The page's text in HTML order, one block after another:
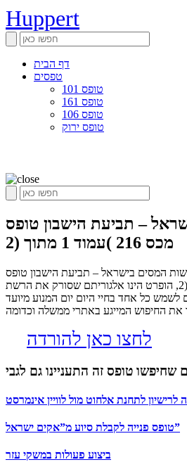
Huppert
דף הבית
טפסים
טופס 101
טופס 161
טופס 106
טופס ירוק
– תביעת הישבון טופס
מכס 216 )עמוד 1 מתוך (2
המסים בישראל – תביעת הישבון טופס
מכס 216 )עמוד 1 מתוך (2, הופרט הינו אלגוריתם שסורק את הרשת
לשמש כל אחד בחיי היום יום המנוע מיועד
את החיפוש המייגע באתרי ממשלה וכדומה
לחצו כאן להורדה
שחיפשו טופס זה התעניינו גם לגבי
לרישיון לתחנת אלחוט מול לוויין אינמרסט
טופס פנייה לקבלת סיוע מ”אקים ישראל”
ביצוע פעולות במשקי עזר